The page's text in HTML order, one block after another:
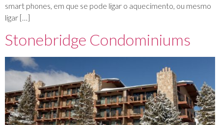
smart phones, em que se pode ligar o aquecimento, ou mesmo
ligar […]
Stonebridge Condominiums